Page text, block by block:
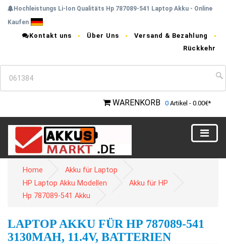
Hochleistungs Li-Ion Qualitäts Hp 787089-541 Laptop Akku - Online
Kaufen
Kontakt uns Über Uns
Versand & Bezahlung
Rückkehr
WARENKORB 0 Artikel - 0.00€*
Home
Akku für Laptop
HP Laptop Akku Modellen
Akku für HP
Hp 787089-541 Akku
LAPTOP AKKU FÜR HP 787089-541
3130MAH, 11.4V, BATTERIEN